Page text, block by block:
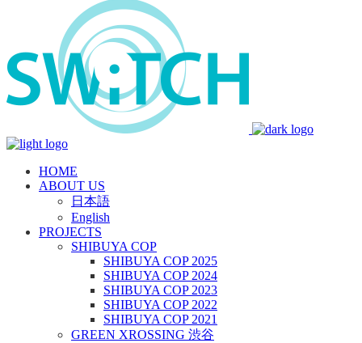
HOME
ABOUT US
日本語
English
PROJECTS
SHIBUYA COP
SHIBUYA COP 2025
SHIBUYA COP 2024
SHIBUYA COP 2023
SHIBUYA COP 2022
SHIBUYA COP 2021
GREEN XROSSING 渋谷